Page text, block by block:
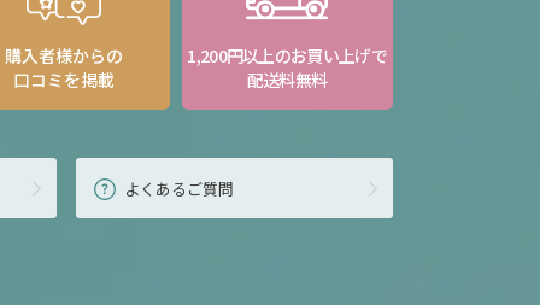
購入者様からの
口コミを掲載
1,200円以上のお買い上げで
配送料無料
よくあるご質問